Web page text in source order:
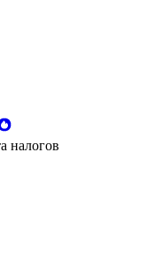
налогов